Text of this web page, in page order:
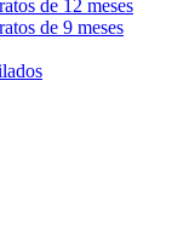
de 12 meses
de 9 meses